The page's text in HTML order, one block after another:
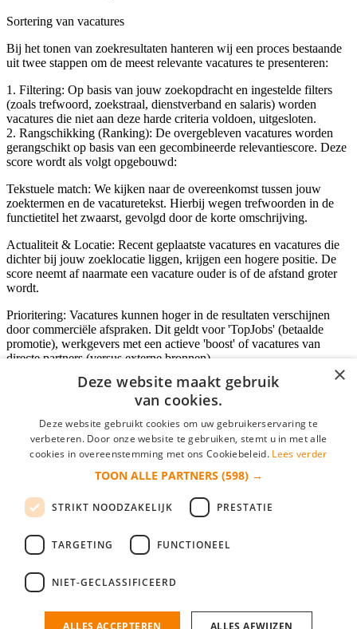
Sortering van vacatures
Bij het tonen van zoekresultaten hanteren wij een proces bestaande
uit twee stappen om de meest relevante vacatures te presenteren:
1. Filtering: Op basis van jouw zoekopdracht en ingestelde filters
(zoals trefwoord, zoekstraal, dienstverband en salaris) worden
vacatures die niet aan deze harde criteria voldoen, uitgesloten.
2. Rangschikking (Ranking): De overgebleven vacatures worden
gerangschikt op basis van een gecombineerde relevantiescore. Deze
score wordt als volgt opgebouwd:
Tekstuele match: We kijken naar de overeenkomst tussen jouw
zoektermen en de vacaturetekst. Hierbij wegen trefwoorden in de
functietitel het zwaarst, gevolgd door de korte omschrijving.
Actualiteit & Locatie: Recent geplaatste vacatures en vacatures die
dichter bij jouw zoeklocatie liggen, krijgen een hogere positie. De
score neemt af naarmate een vacature ouder is of de afstand groter
wordt.
Prioritering: Vacatures kunnen hoger in de resultaten verschijnen
door commerciële afspraken. Dit geldt voor 'TopJobs' (betaalde
promotie), werkgevers met een actieve 'boost' of vacatures van
directe partners (versus externe bronnen).
Inloggen als bedrijf
*
login gegevens onthouden
login
Bedrijf aanmelden
nieuwe collega/werknemer zo gevonden!
×
Deze website maakt gebruik
van cookies.
Deze website gebruikt cookies om uw gebruikerservaring te
verbeteren. Door onze website te gebruiken, stemt u in met alle
cookies in overeenstemming met ons Cookiebeleid. Lees verder
TOON ALLE PARTNERS (598) →
STRIKT NOODZAKELIJK PRESTATIE
TARGETING FUNCTIONEEL
NIET-GECLASSIFICEERD
ALLES ACCEPTEREN ALLES AFWIJZEN